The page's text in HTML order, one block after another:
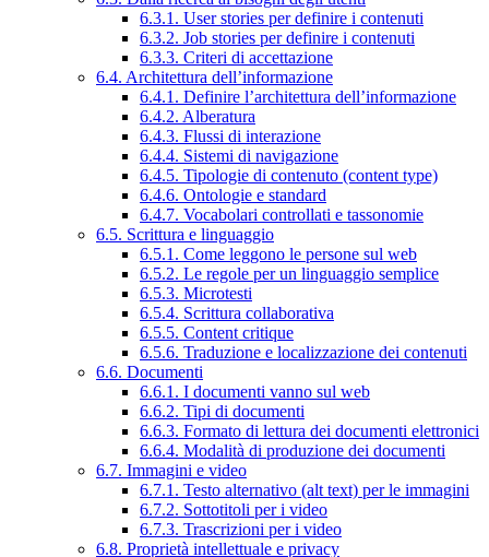
6.3.1. User stories per definire i contenuti
6.3.2. Job stories per definire i contenuti
6.3.3. Criteri di accettazione
6.4. Architettura dell’informazione
6.4.1. Definire l’architettura dell’informazione
6.4.2. Alberatura
6.4.3. Flussi di interazione
6.4.4. Sistemi di navigazione
6.4.5. Tipologie di contenuto (content type)
6.4.6. Ontologie e standard
6.4.7. Vocabolari controllati e tassonomie
6.5. Scrittura e linguaggio
6.5.1. Come leggono le persone sul web
6.5.2. Le regole per un linguaggio semplice
6.5.3. Microtesti
6.5.4. Scrittura collaborativa
6.5.5. Content critique
6.5.6. Traduzione e localizzazione dei contenuti
6.6. Documenti
6.6.1. I documenti vanno sul web
6.6.2. Tipi di documenti
6.6.3. Formato di lettura dei documenti elettronici
6.6.4. Modalità di produzione dei documenti
6.7. Immagini e video
6.7.1. Testo alternativo (alt text) per le immagini
6.7.2. Sottotitoli per i video
6.7.3. Trascrizioni per i video
6.8. Proprietà intellettuale e privacy